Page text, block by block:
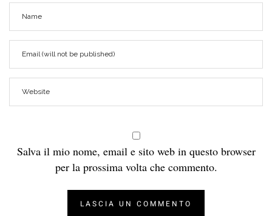
Salva il mio nome, email e sito web in questo browser
per la prossima volta che commento.